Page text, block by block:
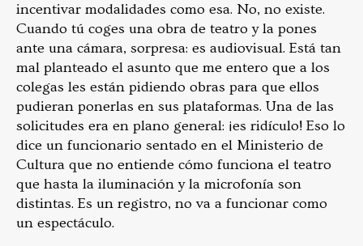
incentivar modalidades como esa. No, no existe.
Cuando tú coges una obra de teatro y la pones
ante una cámara, sorpresa: es audiovisual. Está tan
mal planteado el asunto que me entero que a los
colegas les están pidiendo obras para que ellos
pudieran ponerlas en sus plataformas. Una de las
solicitudes era en plano general: ¡es ridículo! Eso lo
dice un funcionario sentado en el Ministerio de
Cultura que no entiende cómo funciona el teatro
que hasta la iluminación y la microfonía son
distintas. Es un registro, no va a funcionar como
un espectáculo.